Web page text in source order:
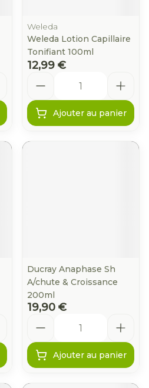
Weleda
Weleda Lotion Capillaire
Tonifiant 100ml
12,99 €
Ajouter au panier
Ducray Anaphase Sh
A/chute & Croissance
200ml
19,90 €
Ajouter au panier